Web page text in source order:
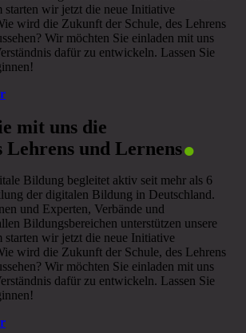
starten wir jetzt die neue Initiative
wird die Zukunft der Schule, des Lehrens
Wir möchten Sie einladen mit uns
dafür zu entwickeln. Lassen Sie
mit uns die
Lehrens und Lernens.
Bildung begleitet aktiv seit mehr als 6
der digitalen Bildung in Deutschland.
und Experten, Verbände und
Bildungsbereichen unterstützen unsere
starten wir jetzt die neue Initiative
wird die Zukunft der Schule, des Lehrens
Wir möchten Sie einladen mit uns
dafür zu entwickeln. Lassen Sie